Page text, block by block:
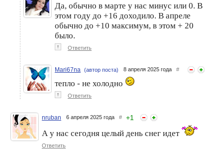
Да, обычно в марте у нас минус или 0. В
этом году до +16 доходило. В апреле
обычно до +10 максимум, в этом + 20
было.
↑ Ответить
Mari67na (автор поста) 8 апреля 2025 года #
тепло - не холодно
↑ Ответить
nruban 6 апреля 2025 года # +1
А у нас сегодня целый день снег идет
Ответить